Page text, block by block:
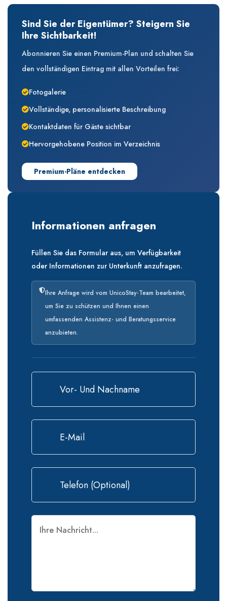
Sind Sie der Eigentümer? Steigern Sie
Ihre Sichtbarkeit!
Abonnieren Sie einen Premium-Plan und schalten Sie
den vollständigen Eintrag mit allen Vorteilen frei:
Fotogalerie
Vollständige, personalisierte Beschreibung
Kontaktdaten für Gäste sichtbar
Hervorgehobene Position im Verzeichnis
Premium-Pläne entdecken
Informationen anfragen
Füllen Sie das Formular aus, um Verfügbarkeit
oder Informationen zur Unterkunft anzufragen.
Ihre Anfrage wird vom UnicoStay-Team bearbeitet,
um Sie zu schützen und Ihnen einen
umfassenden Assistenz- und Beratungsservice
anzubieten.